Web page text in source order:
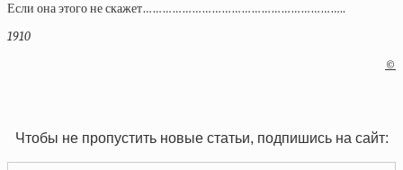
Если она этого не скажет……………………………………………………..
1910
©
Чтобы не пропустить новые статьи, подпишись на сайт: